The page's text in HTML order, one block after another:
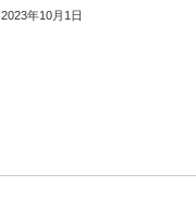
2023年10月1日